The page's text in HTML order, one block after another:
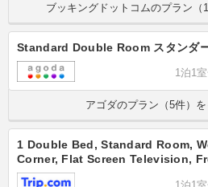
ブッキングドットコムのプラン（
Standard Double Room スタンダ
1泊1
アゴダのプラン（5件）
1 Double Bed, Standard Room,
Corner, Flat Screen Television,
Beds